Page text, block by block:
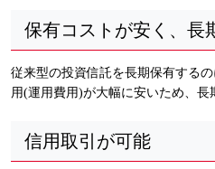
保有コストが安く、長
従来型の投資信託を長期保有する
用(運用費用)が大幅に安いため、長
信用取引が可能